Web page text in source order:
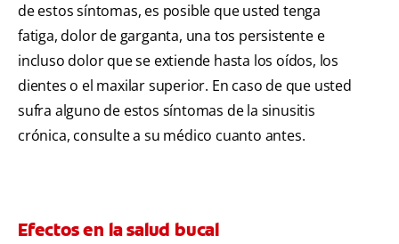
de estos síntomas, es posible que usted tenga
fatiga, dolor de garganta, una tos persistente e
incluso dolor que se extiende hasta los oídos, los
dientes o el maxilar superior. En caso de que usted
sufra alguno de estos síntomas de la sinusitis
crónica, consulte a su médico cuanto antes.
Efectos en la salud bucal